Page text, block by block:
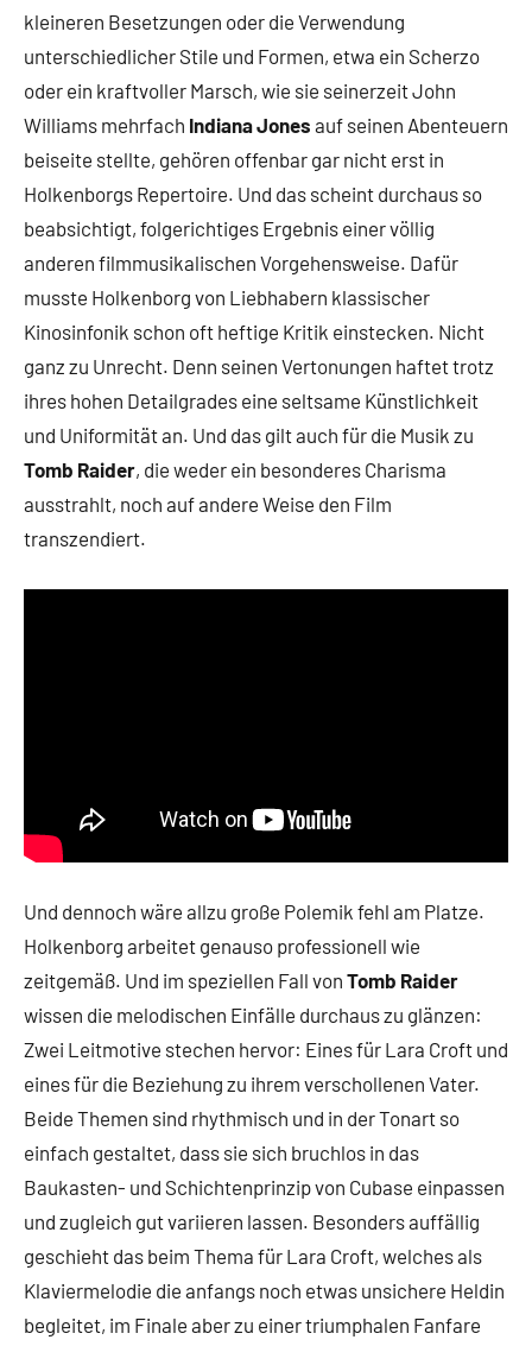
kleineren Besetzungen oder die Verwendung
unterschiedlicher Stile und Formen, etwa ein Scherzo
oder ein kraftvoller Marsch, wie sie seinerzeit John
Williams mehrfach Indiana Jones auf seinen Abenteuern
beiseite stellte, gehören offenbar gar nicht erst in
Holkenborgs Repertoire. Und das scheint durchaus so
beabsichtigt, folgerichtiges Ergebnis einer völlig
anderen filmmusikalischen Vorgehensweise. Dafür
musste Holkenborg von Liebhabern klassischer
Kinosinfonik schon oft heftige Kritik einstecken. Nicht
ganz zu Unrecht. Denn seinen Vertonungen haftet trotz
ihres hohen Detailgrades eine seltsame Künstlichkeit
und Uniformität an. Und das gilt auch für die Musik zu
Tomb Raider, die weder ein besonderes Charisma
ausstrahlt, noch auf andere Weise den Film
transzendiert.
Und dennoch wäre allzu große Polemik fehl am Platze.
Holkenborg arbeitet genauso professionell wie
zeitgemäß. Und im speziellen Fall von Tomb Raider
wissen die melodischen Einfälle durchaus zu glänzen:
Zwei Leitmotive stechen hervor: Eines für Lara Croft und
eines für die Beziehung zu ihrem verschollenen Vater.
Beide Themen sind rhythmisch und in der Tonart so
einfach gestaltet, dass sie sich bruchlos in das
Baukasten- und Schichtenprinzip von Cubase einpassen
und zugleich gut variieren lassen. Besonders auffällig
geschieht das beim Thema für Lara Croft, welches als
Klaviermelodie die anfangs noch etwas unsichere Heldin
begleitet, im Finale aber zu einer triumphalen Fanfare